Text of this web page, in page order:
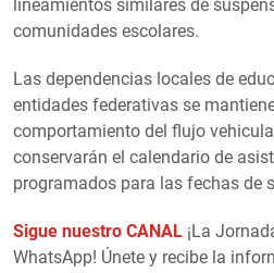
lineamientos similares de
comunidades escolares.
Las dependencias locales de
entidades federativas se
comportamiento del flujo
conservarán el calendario de
programados para las fechas de
Sigue nuestro CANAL ¡La
WhatsApp! Únete y recibe la